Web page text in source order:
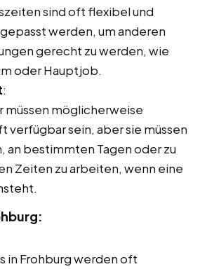
sind oft flexibel und
werden, um anderen
gerecht zu werden, wie
oder Hauptjob.
:
müssen möglicherweise
verfügbar sein, aber sie müssen
an bestimmten Tagen oder zu
Zeiten zu arbeiten, wenn eine
in Frohburg werden oft